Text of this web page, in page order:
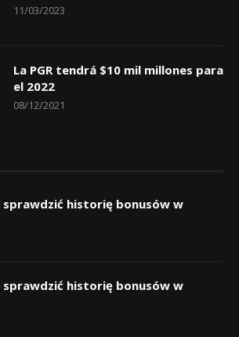
11/03/2023
La PGR tendrá $10 mil millones para
el 2022
08/12/2021
sprawdzić historię bonusów w
sprawdzić historię bonusów w